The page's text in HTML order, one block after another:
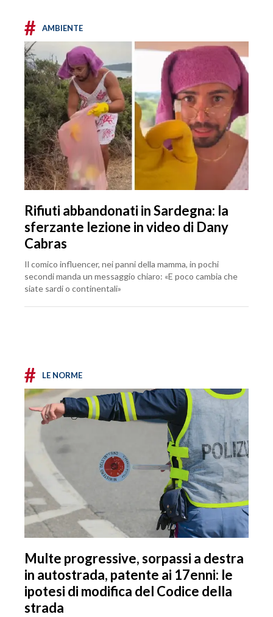
# AMBIENTE
Rifiuti abbandonati in Sardegna: la
sferzante lezione in video di Dany
Cabras
Il comico influencer, nei panni della mamma, in pochi
secondi manda un messaggio chiaro: «E poco cambia che
siate sardi o continentali»
# LE NORME
Multe progressive, sorpassi a destra
in autostrada, patente ai 17enni: le
ipotesi di modifica del Codice della
strada